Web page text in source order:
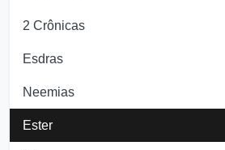
2 Crônicas
Esdras
Neemias
Ester